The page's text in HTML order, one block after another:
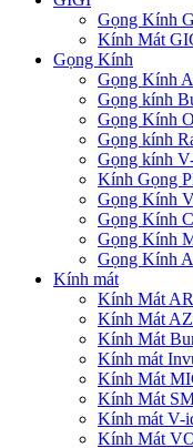
Gọng Kính
Kính Mát
Gọng Kính
Gọng Kính
Gọng kính
Gọng Kính
Gọng kính
Gọng kính
Kính Gọng
Gọng Kính
Gọng Kính
Gọng Kính
Gọng Kính
Kính mát
Kính Mát
Kính Mát
Kính Mát
Kính mát
Kính Mát
Kính Mát
Kính mát V-
Kính Mát